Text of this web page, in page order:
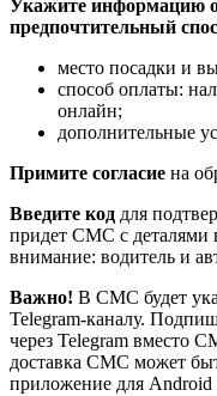
Укажите информацию о
предпочтительный
место посадки и
способ оплаты:
онлайн;
дополнительные
Примите согласие на
Введите код для
придет СМС с деталями
внимание: водитель и
Важно! В СМС будет
Telegram-каналу.
через Telegram вместо
доставка СМС может
приложение для Android